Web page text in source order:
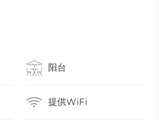
阳台
提供WiFi